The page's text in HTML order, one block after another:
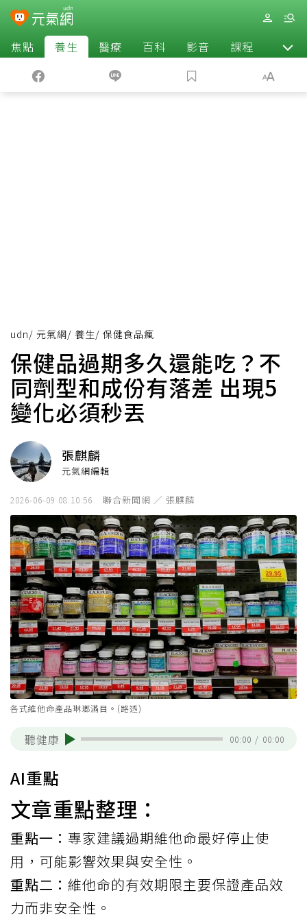
焦點 養生 醫療 百科 影音 課程 退休
udn/ 元氣網/ 養生/ 保健食品瘋
保健品過期多久還能吃？不
同劑型和成份有落差 出現5
變化必須秒丟
張麒麟
元氣網編輯
2026-06-09 08:10:56 聯合新聞網 ／ 張麒麟
各式維他命產品琳瑯滿目。(路透)
聽健康 00:00 / 00:00
AI重點
文章重點整理：
重點一： 專家建議過期維他命最好停止使
用，可能影響效果與安全性。
重點二： 維他命的有效期限主要保證產品效
力而非安全性。